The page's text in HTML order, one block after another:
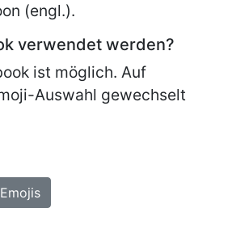
(engl.).
verwendet werden?
ist möglich. Auf
Auswahl gewechselt